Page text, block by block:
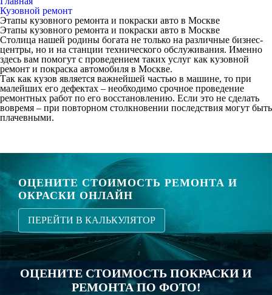
Кузовной ремонт
Этапы кузовного ремонта и покраски авто в Москве
Этапы кузовного ремонта и покраски авто в Москве
Столица нашей родины богата не только на различные бизнес-
центры, но и на станции технического обслуживания. Именно
здесь вам помогут с проведением таких услуг как кузовной
ремонт и покраска автомобиля в Москве.
Так как кузов является важнейшей частью в машине, то при
малейших его дефектах – необходимо срочное проведение
ремонтных работ по его восстановлению. Если это не сделать
вовремя – при повторном столкновении последствия могут быть
плачевными.
ОЦЕНИТЕ СТОИМОСТЬ РЕМОНТА И
ОКРАСКИ ОНЛАЙН
ПЕРЕЙТИ В КАЛЬКУЛЯТОР
ОЦЕНИТЕ СТОИМОСТЬ ПОКРАСКИ И
РЕМОНТА ПО ФОТО!